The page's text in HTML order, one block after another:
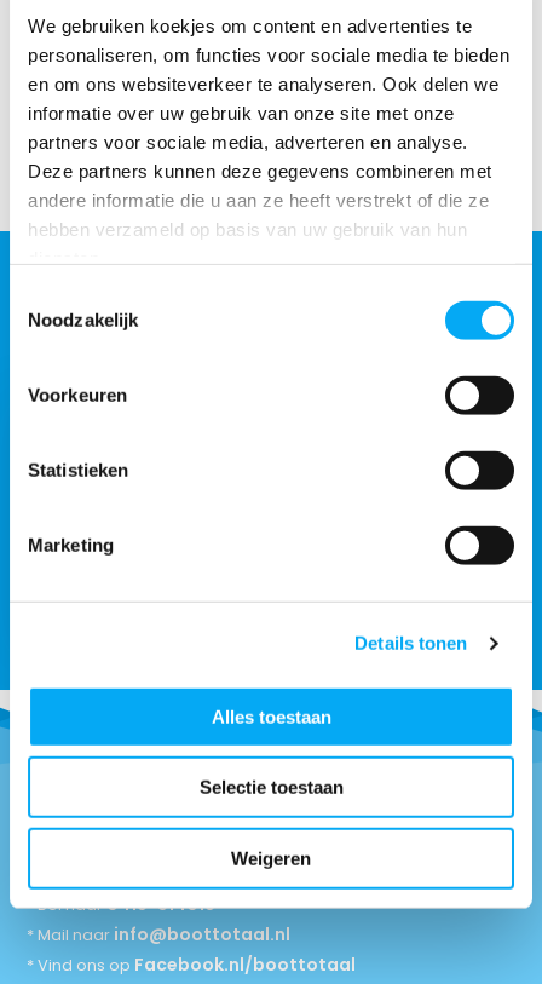
We gebruiken koekjes om content en advertenties te
personaliseren, om functies voor sociale media te bieden
en om ons websiteverkeer te analyseren. Ook delen we
informatie over uw gebruik van onze site met onze
partners voor sociale media, adverteren en analyse.
Deze partners kunnen deze gegevens combineren met
andere informatie die u aan ze heeft verstrekt of die ze
hebben verzameld op basis van uw gebruik van hun
Noodzakelijk
Voorkeuren
Statistieken
Marketing
Details tonen
Alles toestaan
Selectie toestaan
Weigeren
Productomschrijving
Specificaties
Maak je aankoop compleet
€ 26,69
Vragen of advies nodig?
* Bel naar0418-514018
* Mail naar info@boottotaal.nl
* Vind ons op Facebook.nl/boottotaal